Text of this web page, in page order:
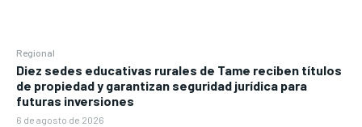
Regional
Diez sedes educativas rurales de Tame reciben títulos
de propiedad y garantizan seguridad jurídica para
futuras inversiones
6 de agosto de 2026